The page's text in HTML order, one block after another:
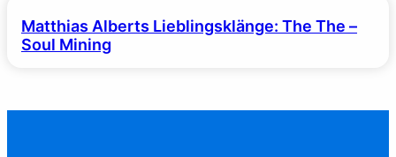
Matthias Alberts Lieblingsklänge: The The –
Soul Mining